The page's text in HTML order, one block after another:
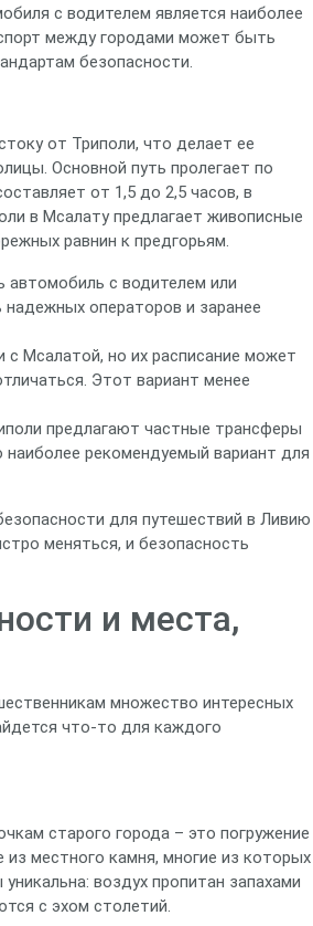
с водителем является наиболее
между городами может быть
безопасности.
от Триполи, что делает ее
Основной путь пролегает по
от 1,5 до 2,5 часов, в
в Мсалату предлагает живописные
равнин к предгорьям.
с водителем или
надежных операторов и заранее
Мсалатой, но их расписание может
Этот вариант менее
предлагают частные трансферы
рекомендуемый вариант для
для путешествий в Ливию
меняться, и безопасность
и места,
множество интересных
что-то для каждого
старого города – это погружение
местного камня, многие из которых
воздух пропитан запахами
с эхом столетий.